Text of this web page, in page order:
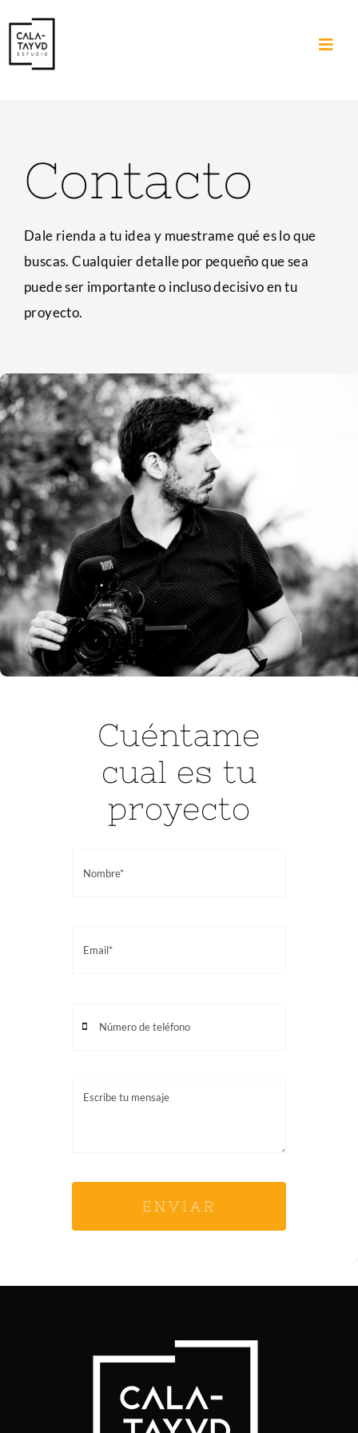
contenido
Contacto
Dale rienda a tu idea y muestrame qué es lo que
buscas. Cualquier detalle por pequeño que sea
puede ser importante o incluso decisivo en tu
proyecto.
Cuéntame
cual es tu
proyecto
ENVIAR